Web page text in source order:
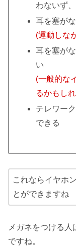
わないず
耳を塞が
(運動しな
耳を塞が
い
(一般的な
るかもし
テレワー
できる
これならイヤホ
とができますね
メガネをつける
ですね。